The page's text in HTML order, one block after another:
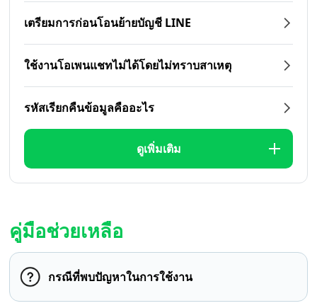
เตรียมการก่อนโอนย้ายบัญชี LINE
ใช้งานโอเพนแชทไม่ได้โดยไม่ทราบสาเหตุ
รหัสเรียกคืนข้อมูลคืออะไร
ดูเพิ่มเติม
คู่มือช่วยเหลือ
กรณีที่พบปัญหาในการใช้งาน